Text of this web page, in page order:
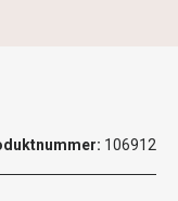
106912